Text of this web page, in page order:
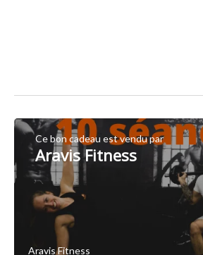
Ce bon cadeau est vendu par
Aravis Fitness
Aravis Fitness